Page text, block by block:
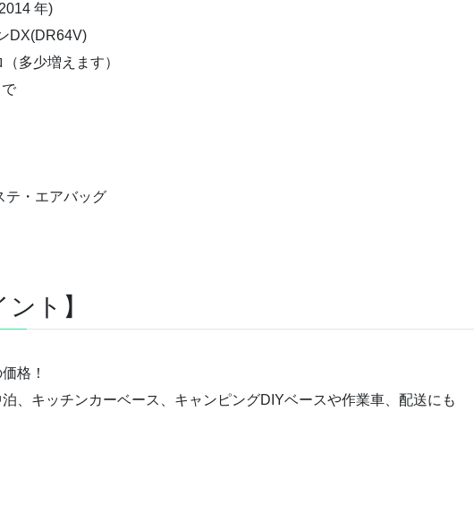
年)
DX(DR64V)
多少増えます）
・エアバッグ
ト】
格！
、キッチンカーベース、キャンピングDIYベースや作業車、配送にも